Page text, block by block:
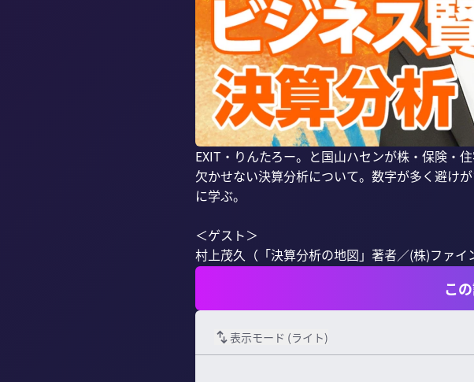
EXIT・りんたろー。と国山ハセンが株・保険・
欠かせない決算分析について。数字が多く避け
に学ぶ。
＜ゲスト＞
村上茂久（「決算分析の地図」著者／(株)ファイ
こ
表示モード (ライト)